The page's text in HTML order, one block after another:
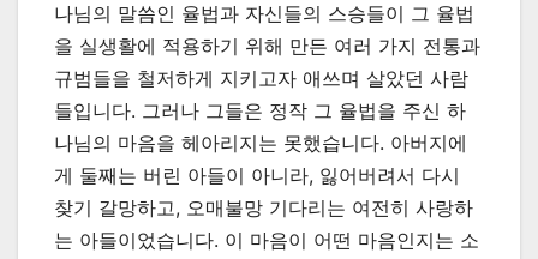
나님의 말씀인 율법과 자신들의 스승들이 그 율법
을 실생활에 적용하기 위해 만든 여러 가지 전통과
규범들을 철저하게 지키고자 애쓰며 살았던 사람
들입니다. 그러나 그들은 정작 그 율법을 주신 하
나님의 마음을 헤아리지는 못했습니다. 아버지에
게 둘째는 버린 아들이 아니라, 잃어버려서 다시
찾기 갈망하고, 오매불망 기다리는 여전히 사랑하
는 아들이었습니다. 이 마음이 어떤 마음인지는 소